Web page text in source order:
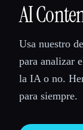
💻 Desarrolladores
🎓 Estudiantes
AI
Usa nuestro
para analizar
la IA o no.
para siempre.